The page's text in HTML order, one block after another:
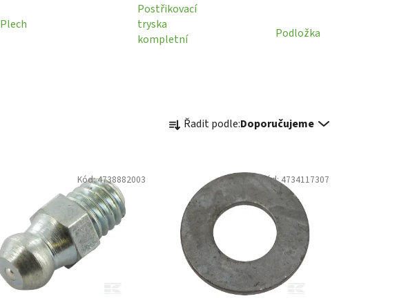
Plech
Postřikovací
tryska
kompletní
Podložka
a Řadit podle:Doporučujeme
Kód:4738882003 Kód:4734117307